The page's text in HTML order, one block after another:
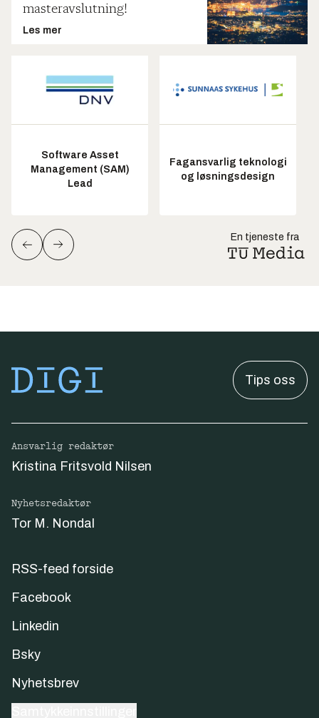
masteravslutning!
Les mer
Software Asset
Management (SAM)
Lead
Fagansvarlig teknologi
og løsningsdesign
En tjeneste fra
Tips oss
Ansvarlig redaktør
Kristina Fritsvold Nilsen
Nyhetsredaktør
Tor M. Nondal
RSS-feed forside
Facebook
Linkedin
Bsky
Nyhetsbrev